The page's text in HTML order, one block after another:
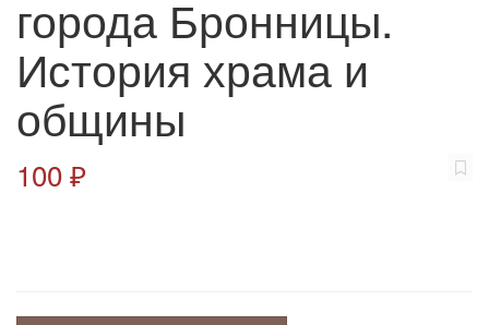
города Бронницы.
История храма и
общины
100 ₽